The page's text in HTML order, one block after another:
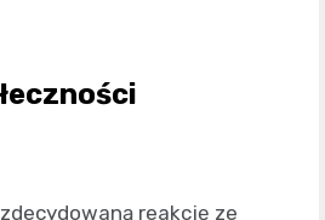
reakcję ze